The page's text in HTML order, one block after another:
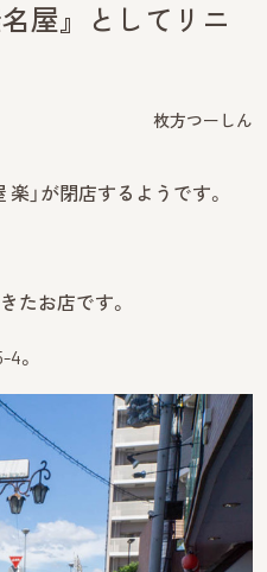
屋』としてリニ
枚方つーしん
」が閉店するようです。
たお店です。
。